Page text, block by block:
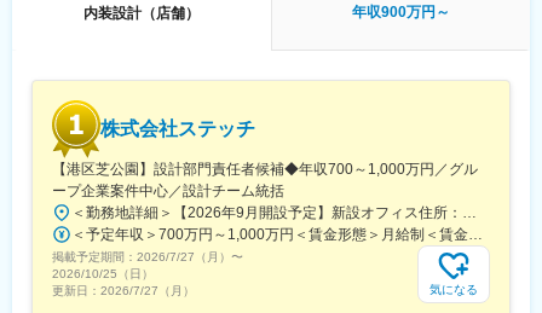
・担当案件:月2～3件を並行して担当
・施工実績：CAMCO肥後橋ビル、株式会社ACN本社オフィス
└HPもぜひご覧ください：https://www.knot21.jp/cont/works/
■入社後の流れ：
デザイナーとしての業務に加えて、組織のマネージャー候補とし
てマネジメントの業務も少しずつお任せします。
■働き方：
・年休120日・土日祝休み
・平均残業30時間
└ICT技術の活用・営業がお客様との関係構築に注力していること
内装設計（店舗） 年収900万円～
株式会社ステッチ
【港区芝公園】設計部門責任者候補◆年収700～1,000万円／グル
ープ企業案件中心／設計チーム統括
掲載予定期間： 2026/7/27（月） 〜
2026/10/25（日）
更新日： 2026/7/27（月） 気になる